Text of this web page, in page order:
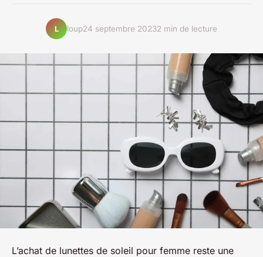
L loup24 septembre 20232 min de lecture
L’achat de lunettes de soleil pour femme reste une